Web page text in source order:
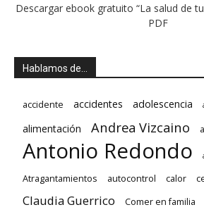
Descargar ebook gratuito “La salud de
PDF
Hablamos de…
accidente accidentes adolescencia
alimentación Andrea Vizcaino
Antonio Redondo
Atragantamientos autocontrol calor
Claudia Guerrico Comer en familia